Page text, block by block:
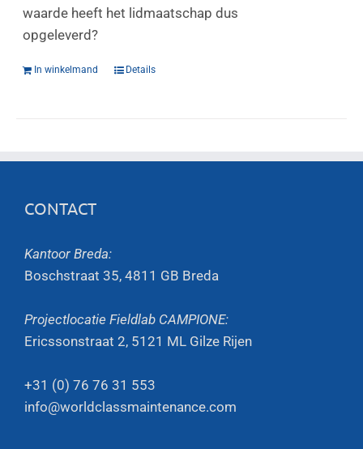
waarde heeft het lidmaatschap dus
opgeleverd?
In winkelmand Details
CONTACT
Kantoor Breda:
Boschstraat 35, 4811 GB Breda
Projectlocatie Fieldlab CAMPIONE:
Ericssonstraat 2, 5121 ML Gilze Rijen
+31 (0) 76 76 31 553
info@worldclassmaintenance.com